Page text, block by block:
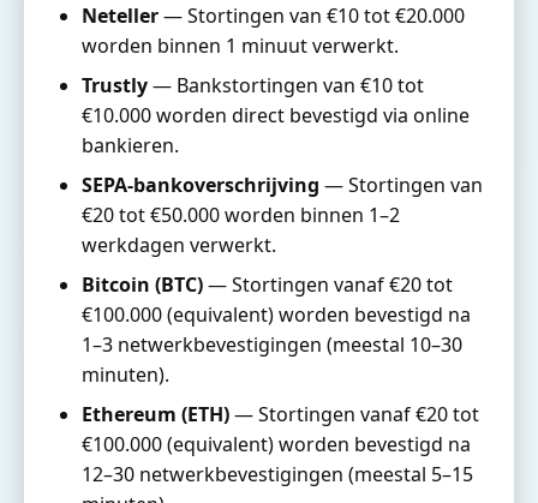
Neteller— Stortingen van €10 tot €20.000
worden binnen 1 minuut verwerkt.
Trustly— Bankstortingen van €10 tot
€10.000 worden direct bevestigd via online
bankieren.
SEPA-bankoverschrijving — Stortingen van
€20 tot €50.000 worden binnen 1–2
werkdagen verwerkt.
Bitcoin (BTC)— Stortingen vanaf €20 tot
€100.000 (equivalent) worden bevestigd na
1–3 netwerkbevestigingen (meestal 10–30
minuten).
Ethereum (ETH)— Stortingen vanaf €20 tot
€100.000 (equivalent) worden bevestigd na
12–30 netwerkbevestigingen (meestal 5–15